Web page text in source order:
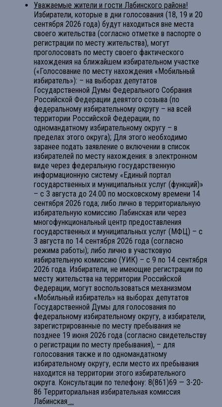
Уважаемые жители и гости Лабинского района!
Избиратели, которые в дни голосования (18, 19 и 20
сентября 2026 года) будут находиться вне места
своего жительства (согласно отметке в паспорте о
регистрации по месту жительства), могут
проголосовать по месту своего фактического
нахождения на ближайшем избирательном участке
(«Голосование по месту нахождения «Мобильный
избиратель»): – на выборах депутатов
Государственной Думы Федерального Собрания
Российской Федерации девятого созыва (по
федеральному избирательному округу – на всей
территории Российской Федерации, по
одномандатному избирательному округу – в
пределах этого округа); Для этого необходимо
заранее подать заявление о включении в список
избирателей по месту нахождения: в электронном
виде через федеральную государственную
информационную систему «Единый портал
государственных и муниципальных услуг (функций)»
– с 3 августа до 24.00 по московскому времени 14
сентября 2026 года; либо лично в территориальную
избирательную комиссию Лабинская или через
многофункциональный центр предоставления
государственных и муниципальных услуг (МФЦ) – с
3 августа по 14 сентября 2026 года (согласно
режима работы); либо лично в участковую
избирательную комиссию (УИК) – с 9 по 14 сентября
2026 года. Избиратели, не имеющие регистрации по
месту жительства на территории Российской
Федерации, могут воспользоваться механизмом
«Мобильный избиратель» на выборах депутатов
Государственной Думы для голосования по
федеральному избирательному округу, а избиратели,
зарегистрированные по месту пребывания не
позднее 19 июня 2026 года (согласно свидетельству
о регистрации по месту пребывания), – для
голосования также и по одномандатному
избирательному округу, если место их пребывания
находится на территории этого избирательного
округа. Консультации по телефону: 8(861)69 — 3-20-
86 Территориальная избирательная комиссия
Лабинская ...